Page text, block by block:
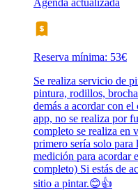
Reserva mínima: 53€
Se realiza servicio de
pintura, rodillos,
demás a acordar con
app, no se realiza por
completo se realiza en
primero sería solo para
medición para acordar
completo) Si estás de
sitio a pintar.😊👍